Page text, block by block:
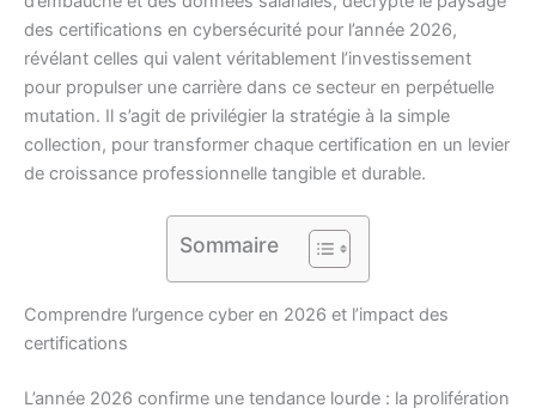
des certifications en cybersécurité pour l’année 2026,
révélant celles qui valent véritablement l’investissement
pour propulser une carrière dans ce secteur en perpétuelle
mutation. Il s’agit de privilégier la stratégie à la simple
collection, pour transformer chaque certification en un levier
de croissance professionnelle tangible et durable.
Sommaire
Comprendre l’urgence cyber en 2026 et l’impact des
certifications
L’année 2026 confirme une tendance lourde : la prolifération